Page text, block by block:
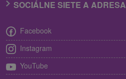
SOCIÁLNE SIETE A ADRESA
Facebook
Instagram
YouTube